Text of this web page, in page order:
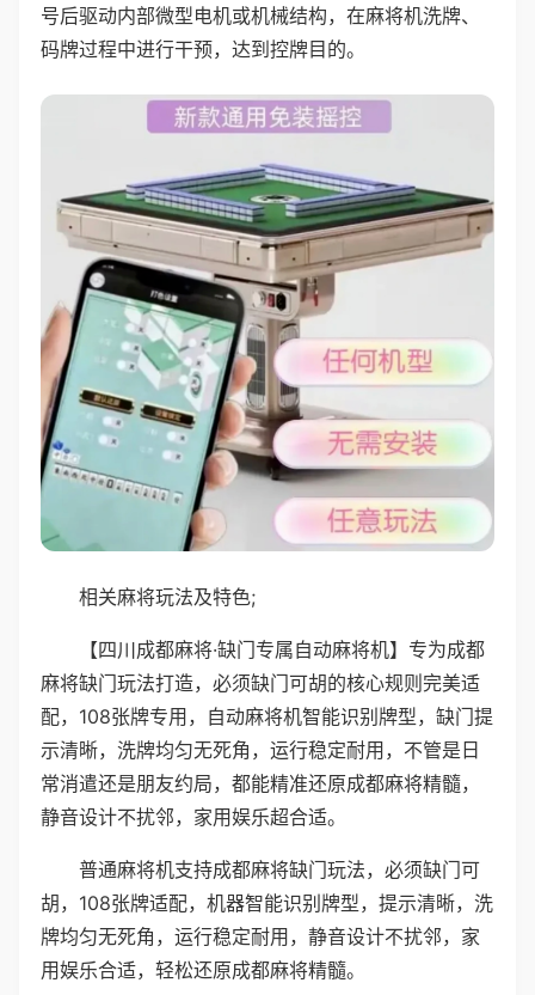
号后驱动内部微型电机或机械结构，在麻将机洗牌、
码牌过程中进行干预，达到控牌目的。
相关麻将玩法及特色;
【四川成都麻将·缺门专属自动麻将机】专为成都
麻将缺门玩法打造，必须缺门可胡的核心规则完美适
配，108张牌专用，自动麻将机智能识别牌型，缺门提
示清晰，洗牌均匀无死角，运行稳定耐用，不管是日
常消遣还是朋友约局，都能精准还原成都麻将精髓，
静音设计不扰邻，家用娱乐超合适。
普通麻将机支持成都麻将缺门玩法，必须缺门可
胡，108张牌适配，机器智能识别牌型，提示清晰，洗
牌均匀无死角，运行稳定耐用，静音设计不扰邻，家
用娱乐合适，轻松还原成都麻将精髓。